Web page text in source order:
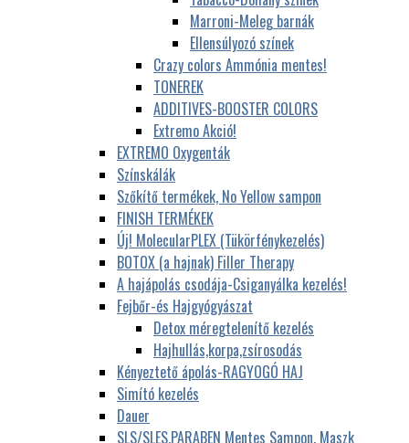
Marroni-Meleg barnák
Ellensúlyozó színek
Crazy colors Ammónia mentes!
TONEREK
ADDITIVES-BOOSTER COLORS
Extremo Akció!
EXTREMO Oxygenták
Színskálák
Szőkítő termékek, No Yellow sampon
FINISH TERMÉKEK
Új! MolecularPLEX (Tükörfénykezelés)
BOTOX (a hajnak) Filler Therapy
A hajápolás csodája-Csiganyálka kezelés!
Fejbőr-és Hajgyógyászat
Detox méregtelenítő kezelés
Hajhullás,korpa,zsírosodás
Kényeztető ápolás-RAGYOGÓ HAJ
Simító kezelés
Dauer
SLS/SLES,PARABEN Mentes Sampon, Maszk